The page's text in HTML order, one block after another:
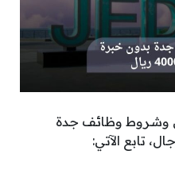
وشروط وظائف جدة
تابع الآتي: